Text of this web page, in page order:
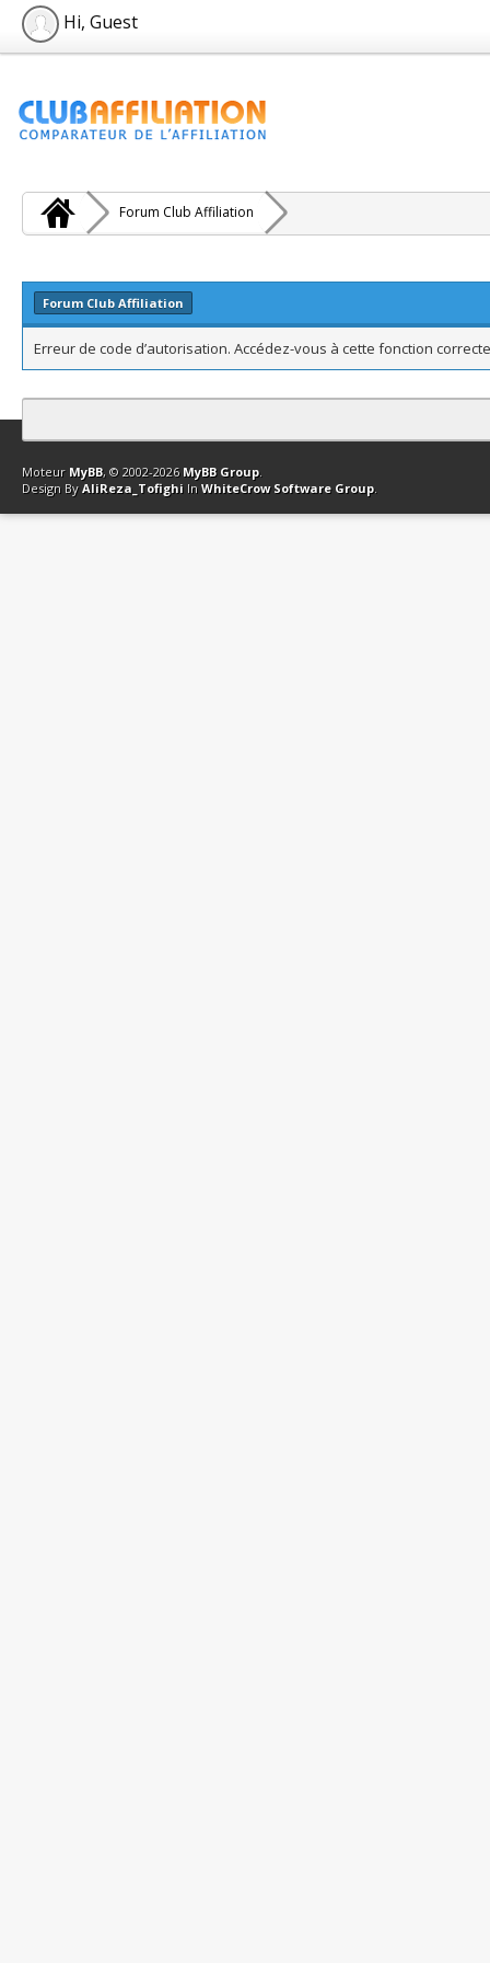
Hi, Guest
Forum Club Affiliation
Forum Club Affiliation
Erreur de code d’autorisation. Accédez-vous à cette fonction
Contact Club Affiliation Retourner en haut Version bas-débit
Moteur MyBB, © 2002-2026 MyBB Group.
Design By AliReza_Tofighi In WhiteCrow Software Group.